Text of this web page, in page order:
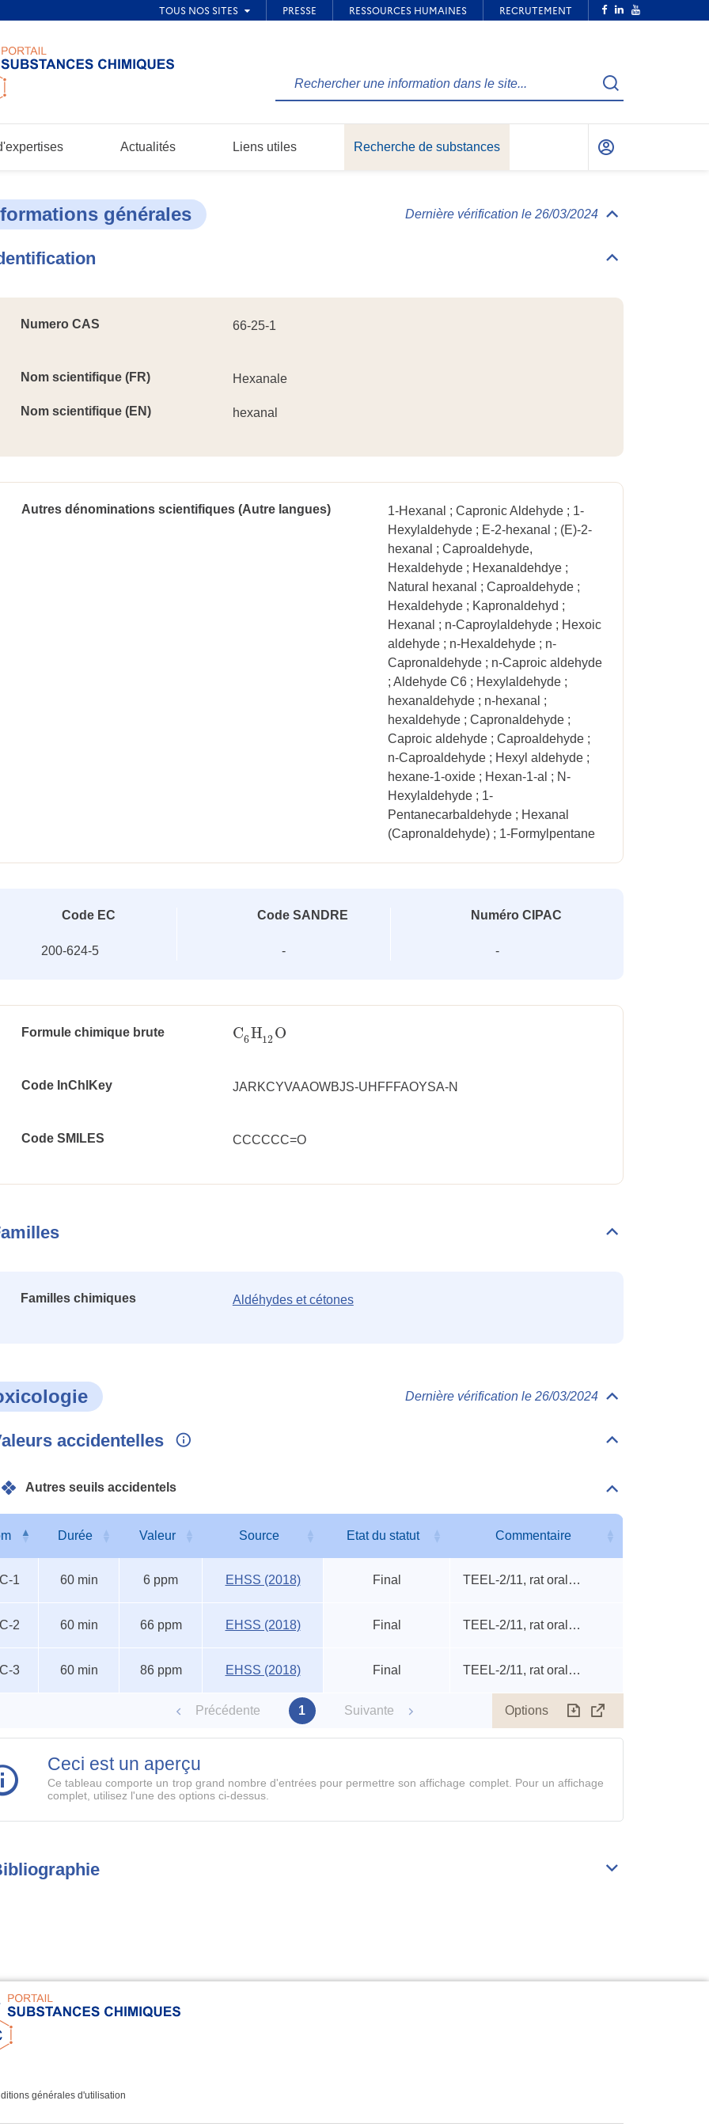
Rechercher
le
Recherche
Actualités Liens utiles Recherche de substances
Mon
générales Dernière vérification le 26/03/2024
Déplier/replier
Déplier/replier
Numero CAS 66-25-1
Nom scientifique (FR) Hexanale
Nom scientifique (EN) hexanal
Autres dénominations scientifiques (Autre langues)
1-Hexanal ; Capronic Aldehyde ; 1-
Hexylaldehyde ; E-2-hexanal ; (E)-2-
hexanal ; Caproaldehyde,
Hexaldehyde ; Hexanaldehdye ;
Natural hexanal ; Caproaldehyde ;
Hexaldehyde ; Kapronaldehyd ;
Hexanal ; n-Caproylaldehyde ; Hexoic
aldehyde ; n-Hexaldehyde ; n-
Capronaldehyde ; n-Caproic aldehyde
; Aldehyde C6 ; Hexylaldehyde ;
hexanaldehyde ; n-hexanal ;
hexaldehyde ; Capronaldehyde ;
Caproic aldehyde ; Caproaldehyde ;
n-Caproaldehyde ; Hexyl aldehyde ;
hexane-1-oxide ; Hexan-1-al ; N-
Hexylaldehyde ; 1-
Pentanecarbaldehyde ; Hexanal
(Capronaldehyde) ; 1-Formylpentane
Code EC
200-624-5
Code SANDRE
-
Numéro CIPAC
-
Formule chimique brute C6H12 O
C6H12 O
Code InChlKey JARKCYVAAOWBJS-UHFFFAOYSA-N
Code SMILES CCCCCC=O
Déplier/replier
Familles chimiques Aldéhydes et cétones
Dernière vérification le 26/03/2024
Déplier/replier
accidentelles
Déplier/replier
Autres seuils accidentels
Déplier/replier
seuils
Durée Valeur Source Etat du statut Commentaire
1
60 min 6 ppm EHSS (2018) Final TEEL-2/11, rat oral TDLo, rat 240-min LCLo
2 60 min 66 ppm EHSS (2018) Final TEEL-2/11, rat oral TDLo, rat 240-min LCLo
3 60 min 86 ppm EHSS (2018) Final TEEL-2/11, rat oral TDLo, rat 240-min LCLo
Précédente 1 Suivante Options Télécharger
le
Ceci est un aperçu
Ce tableau comporte un trop grand nombre d'entrées pour permettre son affichage complet. Pour un affichage
complet, utilisez l'une des options ci-dessus.
Déplier/replier
générales d'utilisation